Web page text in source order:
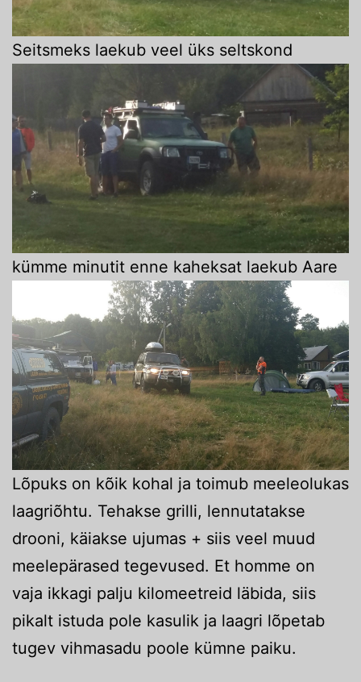
Seitsmeks laekub veel üks seltskond
kümme minutit enne kaheksat laekub Aare
Lõpuks on kõik kohal ja toimub meeleolukas
laagriõhtu. Tehakse grilli, lennutatakse
drooni, käiakse ujumas + siis veel muud
meelepärased tegevused. Et homme on
vaja ikkagi palju kilomeetreid läbida, siis
pikalt istuda pole kasulik ja laagri lõpetab
tugev vihmasadu poole kümne paiku.